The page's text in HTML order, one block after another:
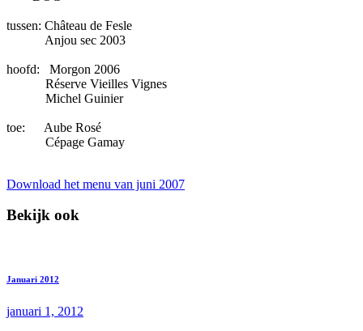
tussen: Château de Fesle
Anjou sec 2003
hoofd: Morgon 2006
Réserve Vieilles Vignes
Michel Guinier
toe: Aube Rosé
Cépage Gamay
Download het menu van juni 2007
Bekijk ook
Januari 2012
januari 1, 2012